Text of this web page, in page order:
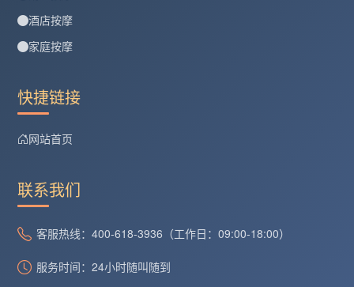
酒店按摩
家庭按摩
快捷链接
网站首页
联系我们
客服热线：400-618-3936（工作日：09:00-18:00）
服务时间：24小时随叫随到